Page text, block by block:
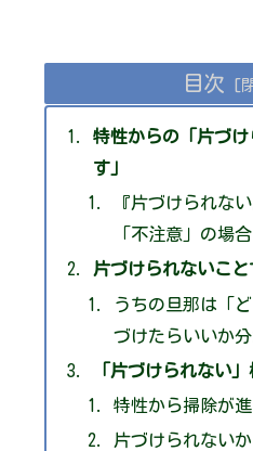
目次
特性からの「片づ
す」
『片づけられな
「不注意」の場合
片づけられないこと
うちの旦那は「
づけたらいいか
「片づけられない
特性から掃除が
片づけられない